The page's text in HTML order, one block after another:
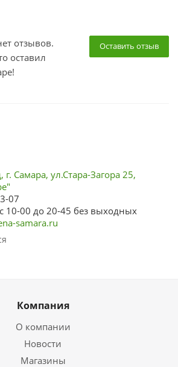
Оставить отзыв
отзывов.
оставил
Самара, ул.Стара-Загора 25,
07
10-00 до 20-45 без выходных
samara.ru
Компания
О компании
Новости
Магазины